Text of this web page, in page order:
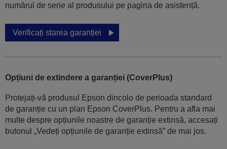
numărul de serie al produsului pe pagina de asistență.
Verificați starea garanției
Opțiuni de extindere a garanției (CoverPlus)
Protejați-vă produsul Epson dincolo de perioada standard
de garanție cu un plan Epson CoverPlus. Pentru a afla mai
multe despre opțiunile noastre de garanție extinsă, accesați
butonul „Vedeți opțiunile de garanție extinsă” de mai jos.